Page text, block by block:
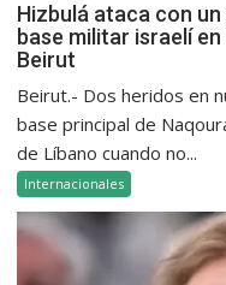
Hizbulá ataca con
base militar israelí
Beirut
Beirut.- Dos heridos en
base principal de
de Líbano cuando no...
Internacionales